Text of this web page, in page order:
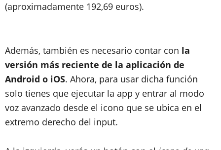
(aproximadamente 192,69 euros).
Además, también es necesario contar con la
versión más reciente de la aplicación de
Android o iOS. Ahora, para usar dicha función
solo tienes que ejecutar la app y entrar al modo
voz avanzado desde el icono que se ubica en el
extremo derecho del input.